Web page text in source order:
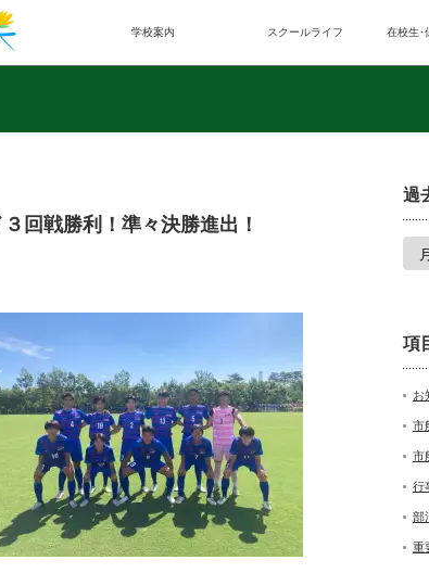
学校案内 スクールライフ 在校生･
回戦勝利！準々決勝進出！
過
項
お
市
市
行
部
重